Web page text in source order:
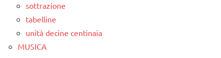
sottrazione
tabelline
unità decine centinaia
MUSICA